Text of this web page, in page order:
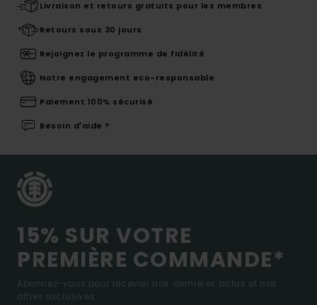
Livraison et retours gratuits pour les membres
Retours sous 30 jours
Rejoignez le programme de fidélité
Notre engagement eco-responsable
Paiement 100% sécurisé
Besoin d'aide ?
15% SUR VOTRE
PREMIÈRE COMMANDE*
Abonnez-vous pour recevoir nos dernières actus et nos
offres exclusives.